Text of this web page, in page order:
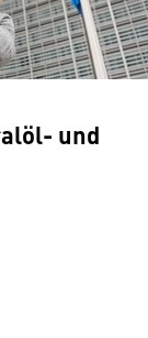
und